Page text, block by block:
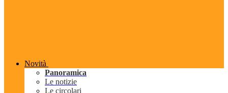
Novità
Panoramica
Le notizie
Le circolari